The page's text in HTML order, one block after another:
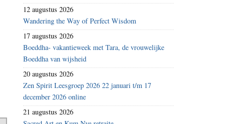
12 augustus 2026
Wandering the Way of Perfect Wisdom
17 augustus 2026
Boeddha- vakantieweek met Tara, de vrouwelijke
Boeddha van wijsheid
20 augustus 2026
Zen Spirit Leesgroep 2026 22 januari t/m 17
december 2026 online
21 augustus 2026